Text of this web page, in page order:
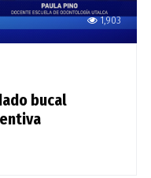
1,903
bucal